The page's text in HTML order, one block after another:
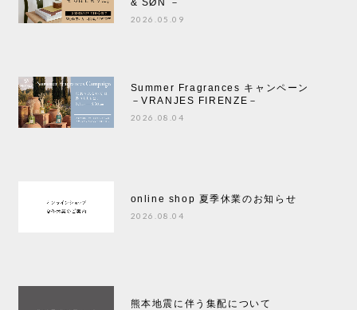
& SØN －
2026.05.09
Summer Fragrances キャンペーン
－VRANJES FIRENZE－
2026.08.04
online shop 夏季休業のお知らせ
2026.08.04
熊本地震に伴う集配について